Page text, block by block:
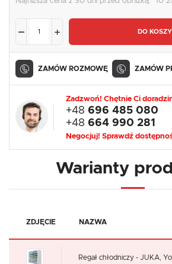
DO
ZAMÓW ROZMOWĘ ZAMÓW
Zadzwoń! Chętnie Ci
+48 696 485 080
+48 664 990 281
Negocjuj! Sprawdź
Warianty
ZDJĘCIE NAZWA
Regał chłodniczy - JUKA,